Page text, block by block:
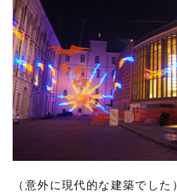
（意外に現代的な建築でした）